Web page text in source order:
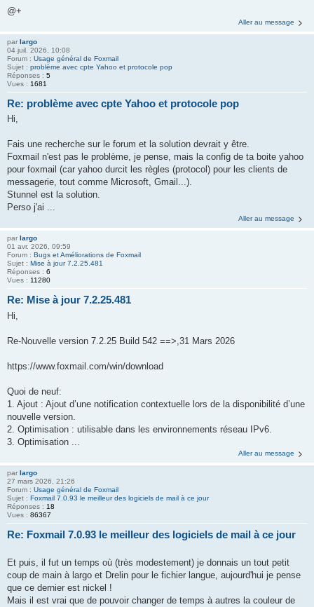
@+
Aller au message
par largo
04 juil. 2026, 10:08
Forum : Usage général de Foxmail
Sujet : problème avec cpte Yahoo et protocole pop
Réponses : 5
Vues : 1681
Re: problème avec cpte Yahoo et protocole pop
Hi,
Fais une recherche sur le forum et la solution devrait y être.
Foxmail n'est pas le problème, je pense, mais la config de ta boite yahoo
pour foxmail (car yahoo durcit les règles (protocol) pour les clients de
messagerie, tout comme Microsoft, Gmail...).
Stunnel est la solution.
Perso j'ai ...
Aller au message
par largo
01 avr. 2026, 09:59
Forum : Bugs et Améliorations de Foxmail
Sujet : Mise à jour 7.2.25.481
Réponses : 6
Vues : 11280
Re: Mise à jour 7.2.25.481
Hi,
Re-Nouvelle version 7.2.25 Build 542 ==>,31 Mars 2026
https://www.foxmail.com/win/download
Quoi de neuf:
1. Ajout : Ajout d’une notification contextuelle lors de la disponibilité d’une
nouvelle version.
2. Optimisation : utilisable dans les environnements réseau IPv6.
3. Optimisation ...
Aller au message
par largo
27 mars 2026, 21:26
Forum : Usage général de Foxmail
Sujet : Foxmail 7.0.93 le meilleur des logiciels de mail à ce jour
Réponses : 18
Vues : 86367
Re: Foxmail 7.0.93 le meilleur des logiciels de mail à ce jour
Et puis, il fut un temps où (très modestement) je donnais un tout petit
coup de main à largo et Drelin pour le fichier langue, aujourd'hui je pense
que ce dernier est nickel !
Mais il est vrai que de pouvoir changer de temps à autres la couleur de